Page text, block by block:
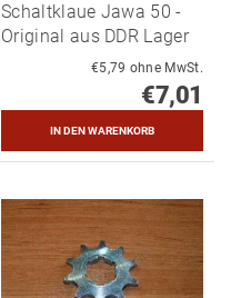
Schaltklaue Jawa 50 -
Original aus DDR Lager
€5,79 ohne MwSt.
€7,01